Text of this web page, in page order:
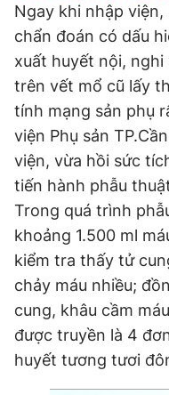
Đặt báo Quảng cáo
Tổng biên tập: Nguyễn
Phó tổng biên tập
Phó tổng biên tập: Lâm
Phó tổng biên tập: Trần
Tổng thư ký tòa soạn:
Giấy phép xuất bản số
© 2003-2026 Bản quyền
chép dưới mọi hình thức
bản. Phát triển bởi ePi
Ngay khi nhập
chẩn đoán có dấu
xuất huyết nội,
trên vết mổ cũ lấy
tính mạng sản phụ
viện Phụ sản
viện, vừa hồi sức
tiến hành phẫu
Trong quá trình
khoảng 1.500 ml
kiểm tra thấy tử
chảy máu nhiều;
cung, khâu cầm
được truyền là 4
huyết tương tươi